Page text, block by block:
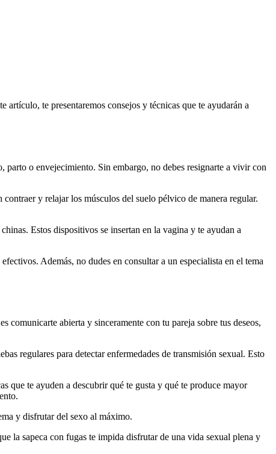
te presentaremos consejos y técnicas que te ayudarán a
parto o envejecimiento. Sin embargo, no debes resignarte a vivir con
y relajar los músculos del suelo pélvico de manera regular.
Estos dispositivos se insertan en la vagina y te ayudan a
Además, no dudes en consultar a un especialista en el tema
comunicarte abierta y sinceramente con tu pareja sobre tus deseos,
regulares para detectar enfermedades de transmisión sexual. Esto
que te ayuden a descubrir qué te gusta y qué te produce mayor
y disfrutar del sexo al máximo.
la sapeca con fugas te impida disfrutar de una vida sexual plena y